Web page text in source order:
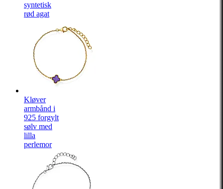
syntetisk
rød agat
Kløver
armbånd i
925 forgylt
sølv med
lilla
perlemor